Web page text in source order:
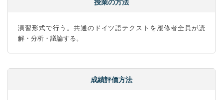
演習形式で行う。共通のドイツ語テクストを履修者全員が読
解・分析・議論する。
成績評価方法